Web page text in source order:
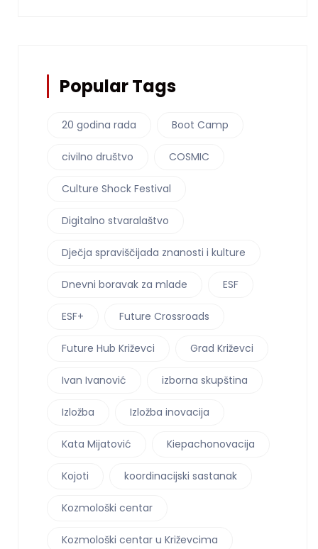
Popular Tags
20 godina rada Boot Camp
civilno društvo COSMIC
Culture Shock Festival
Digitalno stvaralaštvo
Dječja spraviščijada znanosti i kulture
Dnevni boravak za mlade ESF
ESF+ Future Crossroads
Future Hub Križevci Grad Križevci
Ivan Ivanović izborna skupština
Izložba Izložba inovacija
Kata Mijatović Kiepachonovacija
Kojoti koordinacijski sastanak
Kozmološki centar
Kozmološki centar u Križevcima